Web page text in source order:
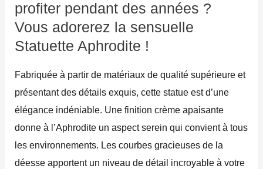
profiter pendant des années ?
Vous adorerez la sensuelle
Statuette Aphrodite !
Fabriquée à partir de matériaux de qualité supérieure et
présentant des détails exquis, cette statue est d’une
élégance indéniable. Une finition crème apaisante
donne à l’Aphrodite un aspect serein qui convient à tous
les environnements. Les courbes gracieuses de la
déesse apportent un niveau de détail incroyable à votre